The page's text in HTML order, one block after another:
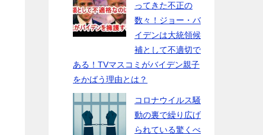
ってきた不正の
数々！ジョー・バ
イデンは大統領候
補として不適切で
ある！TVマスコミがバイデン親子
をかばう理由とは？
コロナウイルス騒
動の裏で繰り広げ
られている驚くべ